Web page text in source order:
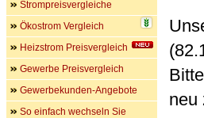
neu
Strompreisvergleiche
Ökostrom Vergleich
Heizstrom Preisvergleich
Gewerbe Preisvergleich
Gewerbekunden-Angebote
So einfach wechseln Sie